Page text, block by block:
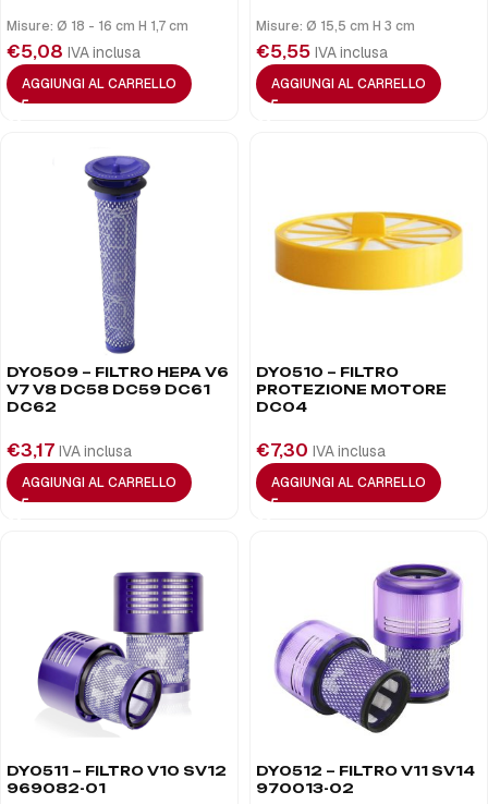
Misure: Ø 18 - 16 cm H 1,7 cm
€5,08 IVA inclusa
AGGIUNGI AL CARRELLO
Misure: Ø 15,5 cm H 3 cm
€5,55 IVA inclusa
AGGIUNGI AL CARRELLO
DY0509 – FILTRO HEPA V6
V7 V8 DC58 DC59 DC61
DC62
€3,17 IVA inclusa
AGGIUNGI AL CARRELLO
DY0510 – FILTRO
PROTEZIONE MOTORE
DC04
€7,30 IVA inclusa
AGGIUNGI AL CARRELLO
DY0511 – FILTRO V10 SV12
969082-01
DY0512 – FILTRO V11 SV14
970013-02